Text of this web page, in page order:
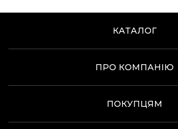
КАТАЛОГ
ПРО КОМПАНІЮ
ПОКУПЦЯМ